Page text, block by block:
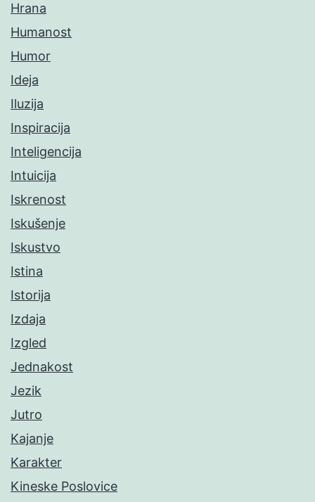
Hrana
Humanost
Humor
Ideja
Iluzija
Inspiracija
Inteligencija
Intuicija
Iskrenost
Iskušenje
Iskustvo
Istina
Istorija
Izdaja
Izgled
Jednakost
Jezik
Jutro
Kajanje
Karakter
Kineske Poslovice